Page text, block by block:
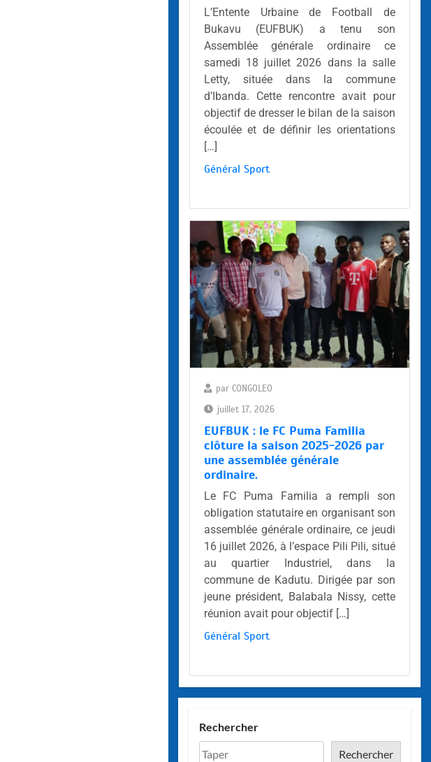
L’Entente Urbaine de Football de
Bukavu (EUFBUK) a tenu son
Assemblée générale ordinaire ce
samedi 18 juillet 2026 dans la salle
Letty, située dans la commune
d’Ibanda. Cette rencontre avait pour
objectif de dresser le bilan de la saison
écoulée et de définir les orientations
[…]
Général Sport
par CONGOLEO
juillet 17, 2026
EUFBUK : le FC Puma Familia
clôture la saison 2025-2026 par
une assemblée générale
ordinaire.
Le FC Puma Familia a rempli son
obligation statutaire en organisant son
assemblée générale ordinaire, ce jeudi
16 juillet 2026, à l’espace Pili Pili, situé
au quartier Industriel, dans la
commune de Kadutu. Dirigée par son
jeune président, Balabala Nissy, cette
réunion avait pour objectif […]
Général Sport
Rechercher
Rechercher